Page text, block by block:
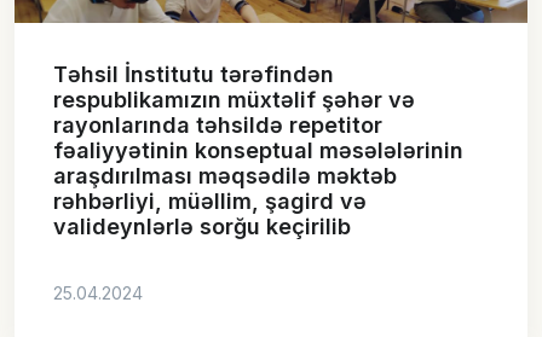
Təhsil İnstitutu tərəfindən
respublikamızın müxtəlif şəhər və
rayonlarında təhsildə repetitor
fəaliyyətinin konseptual məsələlərinin
araşdırılması məqsədilə məktəb
rəhbərliyi, müəllim, şagird və
valideynlərlə sorğu keçirilib
25.04.2024